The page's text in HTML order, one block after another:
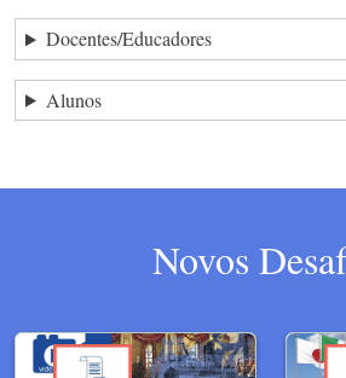
Docentes/Educadores
Alunos
Novos